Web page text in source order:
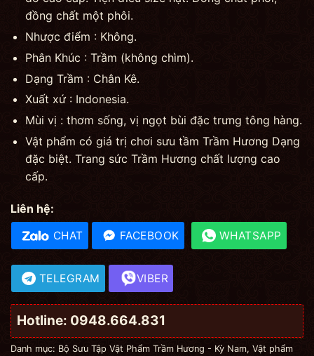
đồng chất một phôi.
Nhược điểm : Không.
Phân Khúc : Trầm (không chìm).
Dạng Trầm : Chân Kê.
Xuất xứ : Indonesia.
Mùi vị : thơm sống, vị ngọt bùi đặc trưng tông hàng.
Vật phẩm có giá trị chơi sưu tầm Trầm Hương Dạng
đặc biệt. Trang sức Trầm Hương chất lượng cao
cấp.
Liên hệ:
CHAT FACEBOOK WHATSAPP
TELEGRAM VIBER
Hotline: 0948.664.831
Danh mục: Bộ Sưu Tập Vật Phẩm Trầm Hương - Kỳ Nam, Vật phẩm